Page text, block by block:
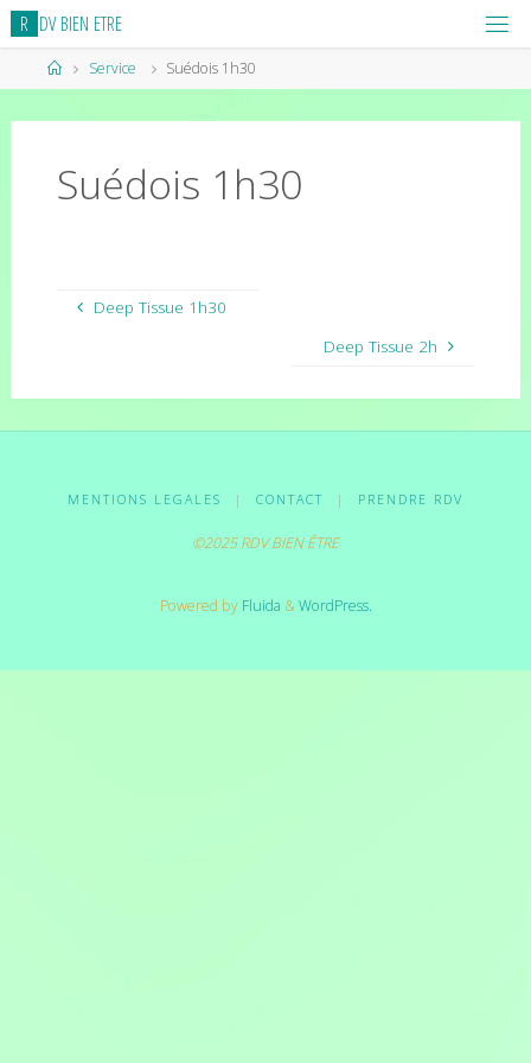
Skip
content
R DV BIEN ETRE
HomeService Suédois 1h30
Suédois 1h30
Deep Tissue 1h30
Deep Tissue 2h
MENTIONS LEGALES | CONTACT | PRENDRE RDV
©2025 RDV BIEN ÊTRE
Powered byFluida &WordPress.